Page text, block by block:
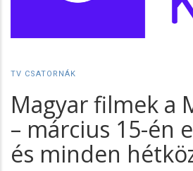
TV CSATORNÁK
Magyar filmek a
– március 15-én
és minden